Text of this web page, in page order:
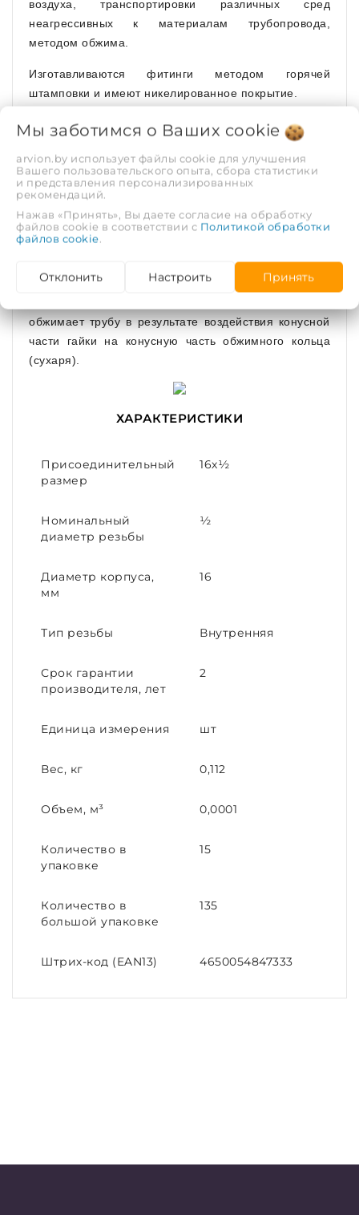
воздуха, транспортировки различных сред
неагрессивных к материалам трубопровода,
методом обжима.
Изготавливаются фитинги методом горячей
штамповки и имеют никелированное покрытие.
В проточках штуцера установлены два
уплотнительных кольца из EPDM. Торец трубы
контактирует с изоляционной прокладкой из PTFE
(тефлон), которая предотвращает появление
гальванической пары между алюминием трубы и
Закрепление трубы на фитинге производится
обжимает трубу в результате воздействия конусной
части гайки на конусную часть обжимного кольца
(сухаря).
ХАРАКТЕРИСТИКИ
Присоединительный
размер
16х½
Номинальный
диаметр резьбы
½
Диаметр корпуса,
мм
16
Тип резьбы Внутренняя
Срок гарантии
производителя, лет
2
Единица измерения шт
Вес, кг 0,112
Объем, м³ 0,0001
Количество в
упаковке
15
Количество в
большой упаковке
135
Штрих-код (EAN13) 4650054847333
Мы заботимся о Ваших cookie
arvion.by использует файлы cookie для улучшения
Вашего пользовательского опыта, сбора статистики
и представления персонализированных
рекомендаций.
Нажав «Принять», Вы даете согласие на обработку
файлов cookie в соответствии с Политикой обработки
файлов cookie
Отклонить Настроить Принять